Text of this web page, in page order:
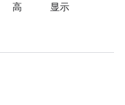
高 显示